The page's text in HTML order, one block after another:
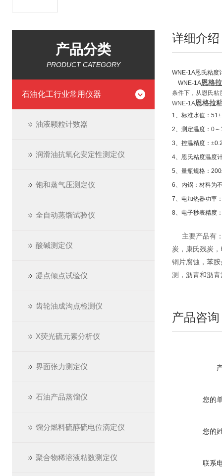
产品分类
PRODUCT CATEGORY
石油化工行业常用仪器
油液颗粒计数器
润滑油抗氧化安定性测定仪
饱和蒸气压测定仪
全自动蒸馏试验仪
酸碱测定仪
凝点倾点试验仪
齿轮油成沟点检测仪
X荧光硫元素分析仪
界面张力测定仪
石油产品蒸馏仪
馏分燃料硫醇硫电位滴定仪
聚合物稀溶液粘数测定仪
详细介绍
WNE-1A恩氏粘度
WNE-1A恩格
条件下，从恩氏粘
WNE-1A恩格拉
1、标准水值：
2、测定温度：0
3、控温精度：
4、恩氏粘度温度
5、量瓶规格：
6、内锅：材料为
7、电加热器功率
8、电子秒表精度
主要产品有：
炭，康氏残炭
铜片腐蚀，苯
测，沥青和沥
产品咨询
您的
您的
联系